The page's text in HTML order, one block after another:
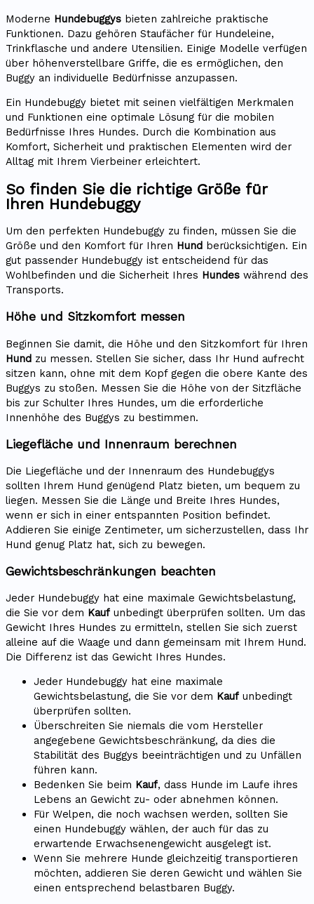
Moderne Hundebuggys bieten zahlreiche praktische
Funktionen. Dazu gehören Staufächer für Hundeleine,
Trinkflasche und andere Utensilien. Einige Modelle verfügen
über höhenverstellbare Griffe, die es ermöglichen, den
Buggy an individuelle Bedürfnisse anzupassen.
Ein Hundebuggy bietet mit seinen vielfältigen Merkmalen
und Funktionen eine optimale Lösung für die mobilen
Bedürfnisse Ihres Hundes. Durch die Kombination aus
Komfort, Sicherheit und praktischen Elementen wird der
Alltag mit Ihrem Vierbeiner erleichtert.
So finden Sie die richtige Größe für
Ihren Hundebuggy
Um den perfekten Hundebuggy zu finden, müssen Sie die
Größe und den Komfort für Ihren Hund berücksichtigen. Ein
gut passender Hundebuggy ist entscheidend für das
Wohlbefinden und die Sicherheit Ihres Hundes während des
Transports.
Höhe und Sitzkomfort messen
Beginnen Sie damit, die Höhe und den Sitzkomfort für Ihren
Hund zu messen. Stellen Sie sicher, dass Ihr Hund aufrecht
sitzen kann, ohne mit dem Kopf gegen die obere Kante des
Buggys zu stoßen. Messen Sie die Höhe von der Sitzfläche
bis zur Schulter Ihres Hundes, um die erforderliche
Innenhöhe des Buggys zu bestimmen.
Liegefläche und Innenraum berechnen
Die Liegefläche und der Innenraum des Hundebuggys
sollten Ihrem Hund genügend Platz bieten, um bequem zu
liegen. Messen Sie die Länge und Breite Ihres Hundes,
wenn er sich in einer entspannten Position befindet.
Addieren Sie einige Zentimeter, um sicherzustellen, dass Ihr
Hund genug Platz hat, sich zu bewegen.
Gewichtsbeschränkungen beachten
Jeder Hundebuggy hat eine maximale Gewichtsbelastung,
die Sie vor dem Kauf unbedingt überprüfen sollten. Um das
Gewicht Ihres Hundes zu ermitteln, stellen Sie sich zuerst
alleine auf die Waage und dann gemeinsam mit Ihrem Hund.
Die Differenz ist das Gewicht Ihres Hundes.
Jeder Hundebuggy hat eine maximale
Gewichtsbelastung, die Sie vor dem Kauf unbedingt
überprüfen sollten.
Überschreiten Sie niemals die vom Hersteller
angegebene Gewichtsbeschränkung, da dies die
Stabilität des Buggys beeinträchtigen und zu Unfällen
führen kann.
Bedenken Sie beim Kauf, dass Hunde im Laufe ihres
Lebens an Gewicht zu- oder abnehmen können.
Für Welpen, die noch wachsen werden, sollten Sie
einen Hundebuggy wählen, der auch für das zu
erwartende Erwachsenengewicht ausgelegt ist.
Wenn Sie mehrere Hunde gleichzeitig transportieren
möchten, addieren Sie deren Gewicht und wählen Sie
einen entsprechend belastbaren Buggy.